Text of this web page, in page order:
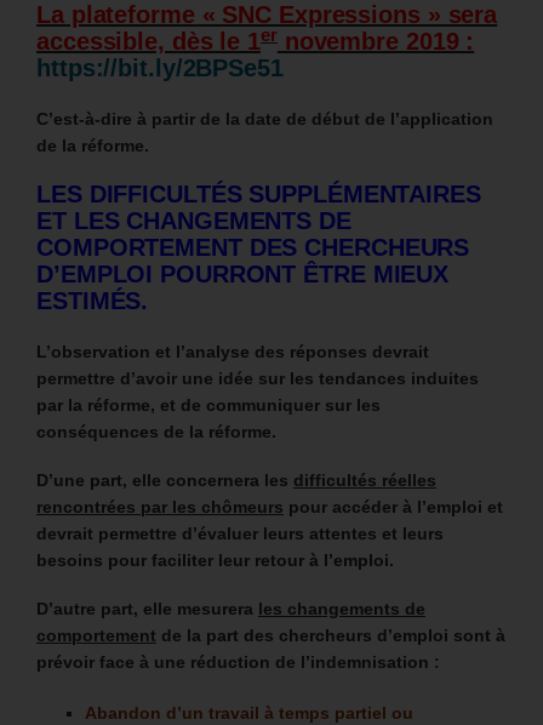
La plateforme « SNC Expressions » sera
accessible, dès le 1ernovembre 2019 :
https://bit.ly/2BPSe51
C’est-à-dire à partir de la date de début de l’application
de la réforme.
LES DIFFICULTÉS SUPPLÉMENTAIRES
ET LES CHANGEMENTS DE
COMPORTEMENT DES CHERCHEURS
D’EMPLOI POURRONT ÊTRE MIEUX
ESTIMÉS.
L’observation et l’analyse des réponses devrait
permettre d’avoir une idée sur les tendances induites
par la réforme, et de communiquer sur les
conséquences de la réforme.
D’une part, elle concernera les difficultés réelles
rencontrées par les chômeurs pour accéder à l’emploi et
devrait permettre d’évaluer leurs attentes et leurs
besoins pour faciliter leur retour à l’emploi.
D’autre part, elle mesurera les changements de
comportement de la part des chercheurs d’emploi sont à
prévoir face à une réduction de l’indemnisation :
Abandon d’un travail à temps partiel ou